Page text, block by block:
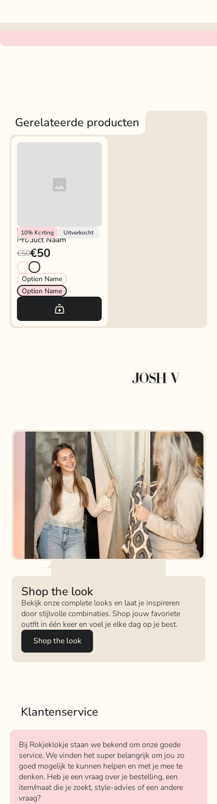
Gerelateerde producten
10% Korting Uitverkocht
Vendor
Product Naam
€50€50
Option Name
Option Name
Shop the look
Bekijk onze complete looks en laat je inspireren
door stijlvolle combinaties. Shop jouw favoriete
outfit in één keer en voel je elke dag op je best.
Shop the look
Klantenservice
Bij Rokjeklokje staan we bekend om onze goede
service. We vinden het super belangrijk om jou zo
goed mogelijk te kunnen helpen en met je mee te
denken. Heb je een vraag over je bestelling, een
item/maat die je zoekt, style-advies of een andere
vraag?